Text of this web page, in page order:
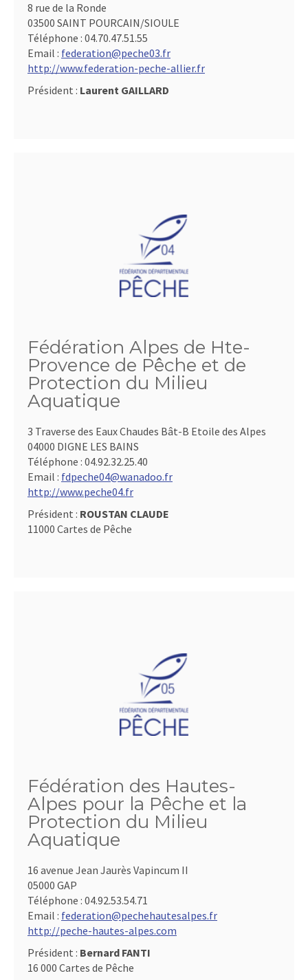
8 rue de la Ronde
03500 SAINT POURCAIN/SIOULE
Téléphone : 04.70.47.51.55
Email : federation@peche03.fr
http://www.federation-peche-allier.fr
Président : Laurent GAILLARD
Fédération Alpes de Hte-
Provence de Pêche et de
Protection du Milieu
Aquatique
3 Traverse des Eaux Chaudes Bât-B Etoile des Alpes
04000 DIGNE LES BAINS
Téléphone : 04.92.32.25.40
Email : fdpeche04@wanadoo.fr
http://www.peche04.fr
Président : ROUSTAN CLAUDE
11000 Cartes de Pêche
Fédération des Hautes-
Alpes pour la Pêche et la
Protection du Milieu
Aquatique
16 avenue Jean Jaurès Vapincum II
05000 GAP
Téléphone : 04.92.53.54.71
Email : federation@pechehautesalpes.fr
http://peche-hautes-alpes.com
Président : Bernard FANTI
16 000 Cartes de Pêche